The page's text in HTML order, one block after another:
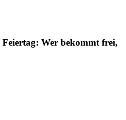
Wer bekommt frei,